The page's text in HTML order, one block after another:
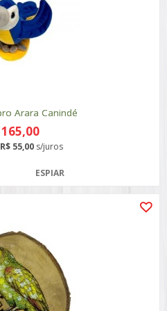
Arara Canindé
165,00
R$ 55,00 s/juros
ESPIAR